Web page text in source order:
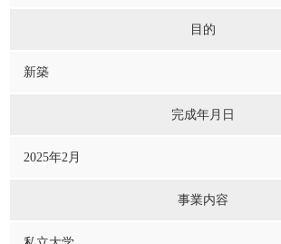
目的
新築
完成年月日
2025年2月
事業内容